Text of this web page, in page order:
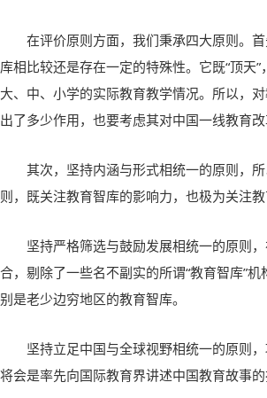
在评价原则方面，我们秉承四大原则。
库相比较还是存在一定的特殊性。它既“顶天
大、中、小学的实际教育教学情况。所以，
出了多少作用，也要考虑其对中国一线教育
其次，坚持内涵与形式相统一的原则，
则，既关注教育智库的影响力，也极为关注教
坚持严格筛选与鼓励发展相统一的原则
合，剔除了一些名不副实的所谓“教育智库”
别是老少边穷地区的教育智库。
坚持立足中国与全球视野相统一的原则
将会是率先向国际教育界讲述中国教育故事的